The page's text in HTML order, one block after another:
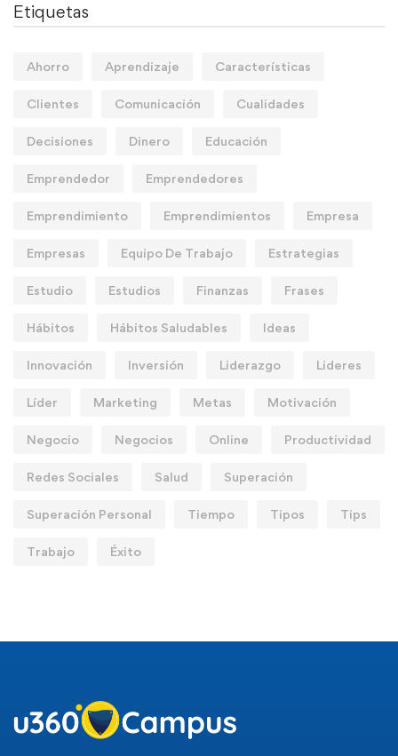
Etiquetas
Ahorro Aprendizaje Características
Clientes Comunicación Cualidades
Decisiones Dinero Educación
Emprendedor Emprendedores
Emprendimiento Emprendimientos Empresa
Empresas Equipo De Trabajo Estrategias
Estudio Estudios Finanzas Frases
Hábitos Hábitos Saludables Ideas
Innovación Inversión Liderazgo Lideres
Líder Marketing Metas Motivación
Negocio Negocios Online Productividad
Redes Sociales Salud Superación
Superación Personal Tiempo Tipos Tips
Trabajo Éxito